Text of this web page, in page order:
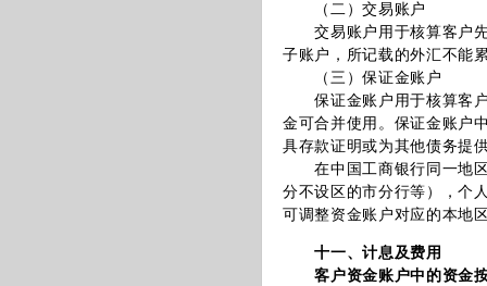
（二）交易账户
交易账户用于核算客户先
子账户，所记载的外汇不能
（三）保证金账户
保证金账户用于核算客户
金可合并使用。保证金账户
具存款证明或为其他债务提
在中国工商银行同一地区
分不设区的市分行等），个
可调整资金账户对应的本地
十一、计息及费用
客户资金账户中的资金